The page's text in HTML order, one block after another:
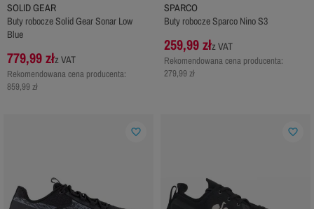
SOLID GEAR
Buty robocze Solid Gear Sonar Low
Blue
779,99 złz VAT
Rekomendowana cena producenta:
859,99 zł
SPARCO
Buty robocze Sparco Nino S3
259,99 złz VAT
Rekomendowana cena producenta:
279,99 zł
favorite_border favorite_border